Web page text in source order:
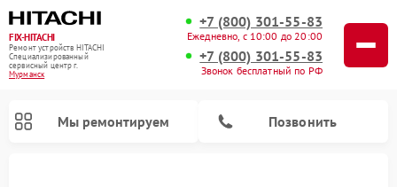
FIX-HITACHI
Ремонт устройств HITACHI
Специализированный
cервисный центр г.
Мурманск
+7 (800) 301-55-83
Ежедневно, с 10:00 до 20:00
+7 (800) 301-55-83
Звонок бесплатный по РФ
Мы ремонтируем Позвонить